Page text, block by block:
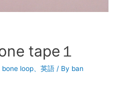
tape１
loop 、英語 / By ban